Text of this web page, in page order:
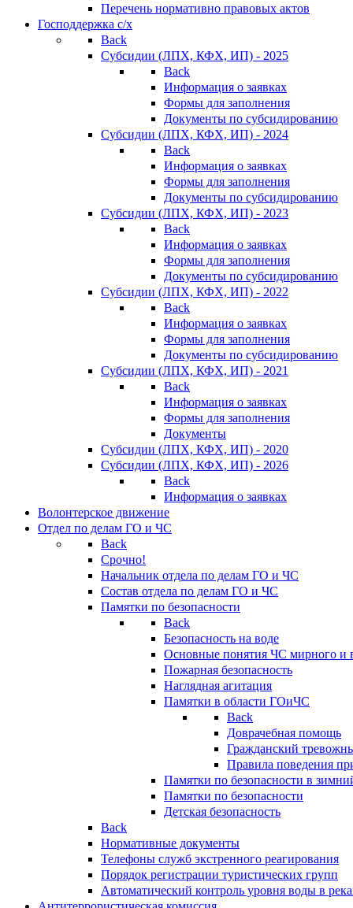
Перечень нормативно правовых актов
Господдержка с/х
Back
Субсидии (ЛПХ, КФХ, ИП) - 2025
Back
Информация о заявках
Формы для заполнения
Документы по субсидированию
Субсидии (ЛПХ, КФХ, ИП) - 2024
Back
Информация о заявках
Формы для заполнения
Документы по субсидированию
Субсидии (ЛПХ, КФХ, ИП) - 2023
Back
Информация о заявках
Формы для заполнения
Документы по субсидированию
Субсидии (ЛПХ, КФХ, ИП) - 2022
Back
Информация о заявках
Формы для заполнения
Документы по субсидированию
Субсидии (ЛПХ, КФХ, ИП) - 2021
Back
Информация о заявках
Формы для заполнения
Документы
Субсидии (ЛПХ, КФХ, ИП) - 2020
Субсидии (ЛПХ, КФХ, ИП) - 2026
Back
Информация о заявках
Волонтерское движение
Отдел по делам ГО и ЧС
Back
Срочно!
Начальник отдела по делам ГО и ЧС
Состав отдела по делам ГО и ЧС
Памятки по безопасности
Back
Безопасность на воде
Основные понятия ЧС мирного и
Пожарная безопасность
Наглядная агитация
Памятки в области ГОиЧС
Back
Доврачебная помощь
Гражданский
Правила поведения
Памятки по безопасности в
Памятки по безопасности
Детская безопасность
Back
Нормативные документы
Телефоны служб экстренного реагирования
Порядок регистрации туристических групп
Автоматический контроль уровня воды в